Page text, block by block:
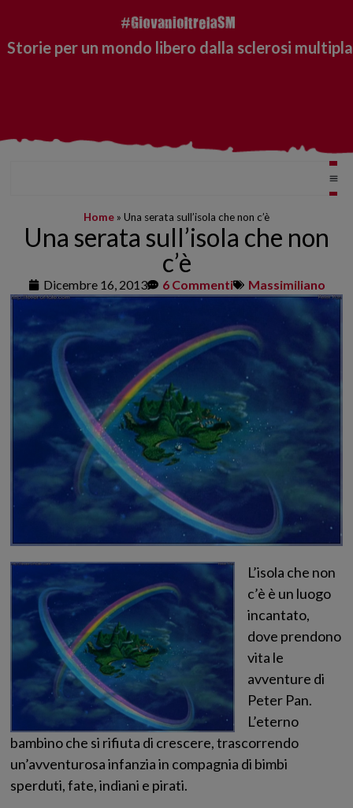
Storie per un mondo libero dalla sclerosi multipla
Home » Una serata sull’isola che non c’è
Una serata sull’isola che non
c’è
Dicembre 16, 2013 6 Commenti Massimiliano
L’isola che non
c’è è un luogo
incantato,
dove prendono
vita le
avventure di
Peter Pan.
L’eterno
bambino che si rifiuta di crescere, trascorrendo
un’avventurosa infanzia in compagnia di bimbi
sperduti, fate, indiani e pirati.